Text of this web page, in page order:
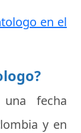
en el
fecha
y en